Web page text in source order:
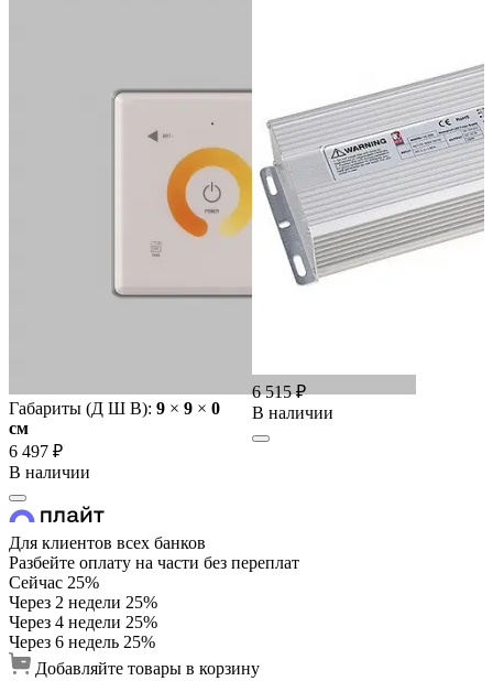
Габариты (Д Ш В): 9 × 9 × 0
cм
6 497 ₽
В наличии
6 515 ₽
В наличии
Для клиентов всех банков
Разбейте оплату на части без переплат
Сейчас 25%
Через 2 недели 25%
Через 4 недели 25%
Через 6 недель 25%
Добавляйте товары в корзину